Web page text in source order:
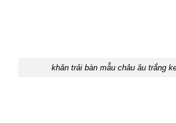
khăn trải bàn mẫu châu âu trắng